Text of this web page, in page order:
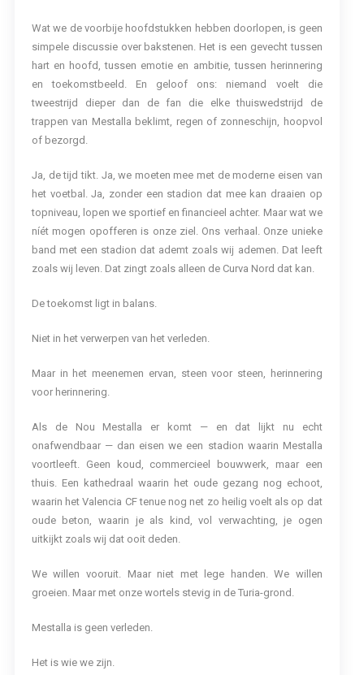
Wat we de voorbije hoofdstukken hebben doorlopen, is geen
simpele discussie over bakstenen. Het is een gevecht tussen
hart en hoofd, tussen emotie en ambitie, tussen herinnering
en toekomstbeeld. En geloof ons: niemand voelt die
tweestrijd dieper dan de fan die elke thuiswedstrijd de
trappen van Mestalla beklimt, regen of zonneschijn, hoopvol
of bezorgd.
Ja, de tijd tikt. Ja, we moeten mee met de moderne eisen van
het voetbal. Ja, zonder een stadion dat mee kan draaien op
topniveau, lopen we sportief en financieel achter. Maar wat we
níét mogen opofferen is onze ziel. Ons verhaal. Onze unieke
band met een stadion dat ademt zoals wij ademen. Dat leeft
zoals wij leven. Dat zingt zoals alleen de Curva Nord dat kan.
De toekomst ligt in balans.
Niet in het verwerpen van het verleden.
Maar in het meenemen ervan, steen voor steen, herinnering
voor herinnering.
Als de Nou Mestalla er komt — en dat lijkt nu echt
onafwendbaar — dan eisen we een stadion waarin Mestalla
voortleeft. Geen koud, commercieel bouwwerk, maar een
thuis. Een kathedraal waarin het oude gezang nog echoot,
waarin het Valencia CF tenue nog net zo heilig voelt als op dat
oude beton, waarin je als kind, vol verwachting, je ogen
uitkijkt zoals wij dat ooit deden.
We willen vooruit. Maar niet met lege handen. We willen
groeien. Maar met onze wortels stevig in de Turia-grond.
Mestalla is geen verleden.
Het is wie we zijn.